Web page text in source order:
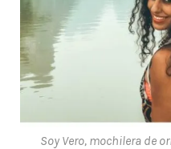
Soy Vero, mochilera de